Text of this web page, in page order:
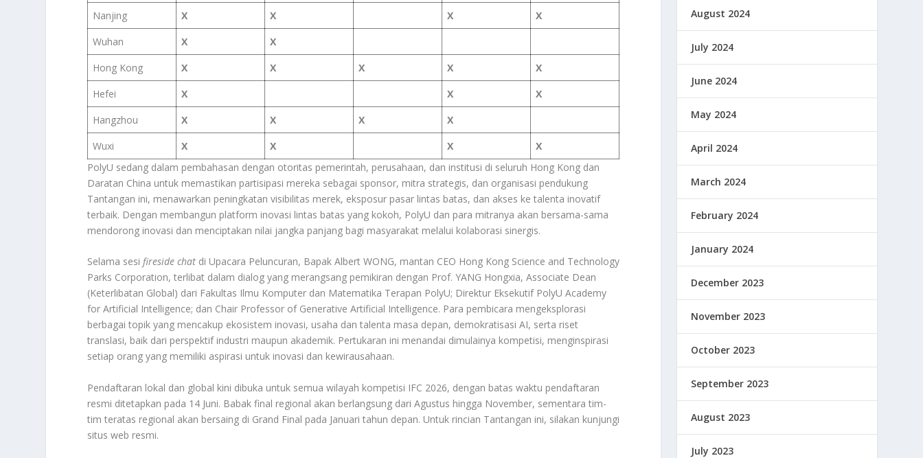
Nanjing
X X X
X
Wuhan
X
X
Hong Kong
X X X X
X
Hefei
X X
X
Hangzhou
X X X
X
Wuxi
X X X
X
PolyU sedang dalam pembahasan dengan otoritas pemerintah, perusahaan, dan institusi di seluruh Hong Kong dan
Daratan China untuk memastikan partisipasi mereka sebagai sponsor, mitra strategis, dan organisasi pendukung
Tantangan ini, menawarkan peningkatan visibilitas merek, eksposur pasar lintas batas, dan akses ke talenta inovatif
terbaik. Dengan membangun platform inovasi lintas batas yang kokoh, PolyU dan para mitranya akan bersama-sama
mendorong inovasi dan menciptakan nilai jangka panjang bagi masyarakat melalui kolaborasi sinergis.
Selama sesifireside chat di Upacara Peluncuran, Bapak Albert WONG, mantan CEO Hong Kong Science and Technology
Parks Corporation, terlibat dalam dialog yang merangsang pemikiran dengan Prof. YANG Hongxia, Associate Dean
(Keterlibatan Global) dari Fakultas Ilmu Komputer dan Matematika Terapan PolyU; Direktur Eksekutif PolyU Academy
for Artificial Intelligence; dan Chair Professor of Generative Artificial Intelligence. Para pembicara mengeksplorasi
berbagai topik yang mencakup ekosistem inovasi, usaha dan talenta masa depan, demokratisasi AI, serta riset
translasi, baik dari perspektif industri maupun akademik. Pertukaran ini menandai dimulainya kompetisi, menginspirasi
setiap orang yang memiliki aspirasi untuk inovasi dan kewirausahaan.
Pendaftaran lokal dan global kini dibuka untuk semua wilayah kompetisi IFC 2026, dengan batas waktu pendaftaran
resmi ditetapkan pada 14 Juni. Babak final regional akan berlangsung dari Agustus hingga November, sementara tim-
tim teratas regional akan bersaing di Grand Final pada Januari tahun depan. Untuk rincian Tantangan ini, silakan kunjungi
situs web resmi.
August 2024
July 2024
June 2024
May 2024
April 2024
March 2024
February 2024
January 2024
December 2023
November 2023
October 2023
September 2023
August 2023
July 2023